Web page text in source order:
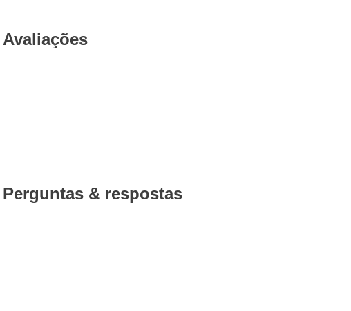
Avaliações
Perguntas & respostas